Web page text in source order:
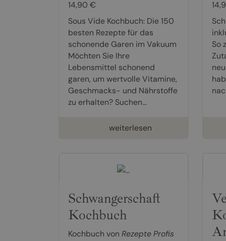
14,90 €
Sous Vide Kochbuch: Die 150
besten Rezepte für das
schonende Garen im Vakuum
Möchten Sie Ihre
Lebensmittel schonend
garen, um wertvolle Vitamine,
Geschmacks- und Nährstoffe
zu erhalten? Suchen...
weiterlesen
So
Schwangerschaft
Kochbuch
Kochbuch von Rezepte Profis